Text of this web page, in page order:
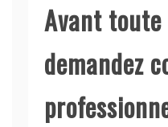
Avant toute
demandez